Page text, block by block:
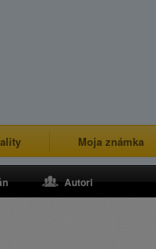
Moja známka
Autori